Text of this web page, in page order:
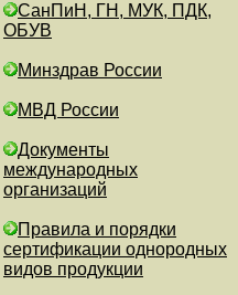
СанПиН, ГН, МУК, ПДК,
ОБУВ
Минздрав России
МВД России
Документы
международных
организаций
Правила и порядки
сертификации однородных
видов продукции